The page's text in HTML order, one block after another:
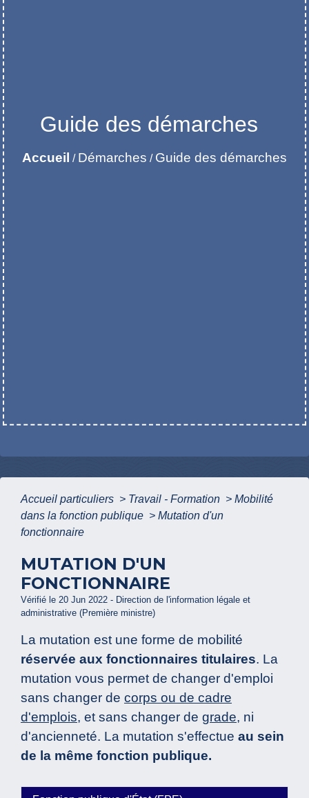
Guide des démarches
Accueil / Démarches / Guide des démarches
Accueil particuliers > Travail - Formation > Mobilité
dans la fonction publique > Mutation d'un
fonctionnaire
MUTATION D'UN
FONCTIONNAIRE
Vérifié le 20 Jun 2022 - Direction de l'information légale et
administrative (Première ministre)
La mutation est une forme de mobilité
réservée aux fonctionnaires titulaires. La
mutation vous permet de changer d'emploi
sans changer de corps ou de cadre
d'emplois, et sans changer de grade, ni
d'ancienneté. La mutation s'effectue au sein
de la même fonction publique.